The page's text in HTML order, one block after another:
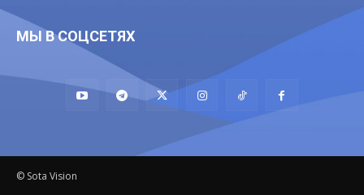
МЫ В СОЦСЕТЯХ
© Sota Vision